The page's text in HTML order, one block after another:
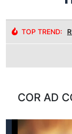
TOP TREND:
COR AD